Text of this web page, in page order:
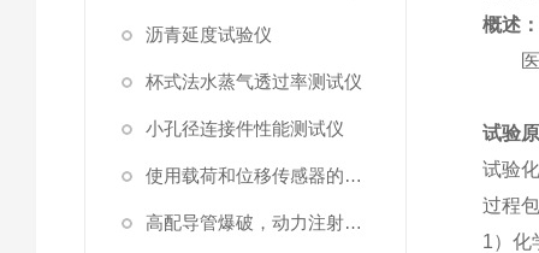
沥青延度试验仪
杯式法水蒸气透过率测试仪
小孔径连接件性能测试仪
使用载荷和位移传感器的塑料高速穿刺特性测试仪
高配导管爆破，动力注射中流量及压力测试仪
概述
试验
试验
过程
1）化